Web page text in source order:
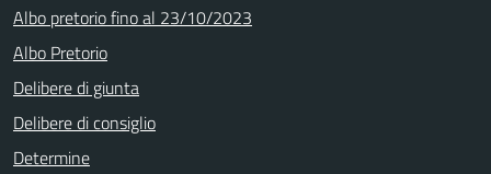
Albo pretorio fino al 23/10/2023
Albo Pretorio
Delibere di giunta
Delibere di consiglio
Determine